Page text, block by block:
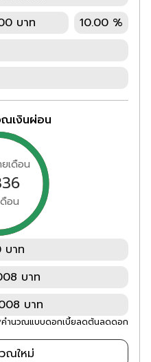
บาท
10.00 %
ณเงินผ่อน
เดือน
อน
บาท
บาท
บาท
ำนวณแบบดอกเบี้ยลดต้นลดดอก
ณใหม่